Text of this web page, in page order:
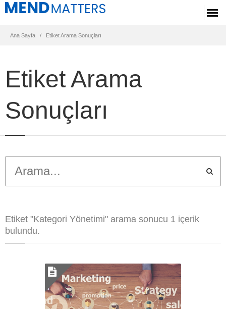
Ana Sayfa Etiket Arama Sonuçları
Etiket Arama
Sonuçları
Etiket "Kategori Yönetimi" arama sonucu 1 içerik
bulundu.